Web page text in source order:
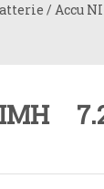
/ Accu